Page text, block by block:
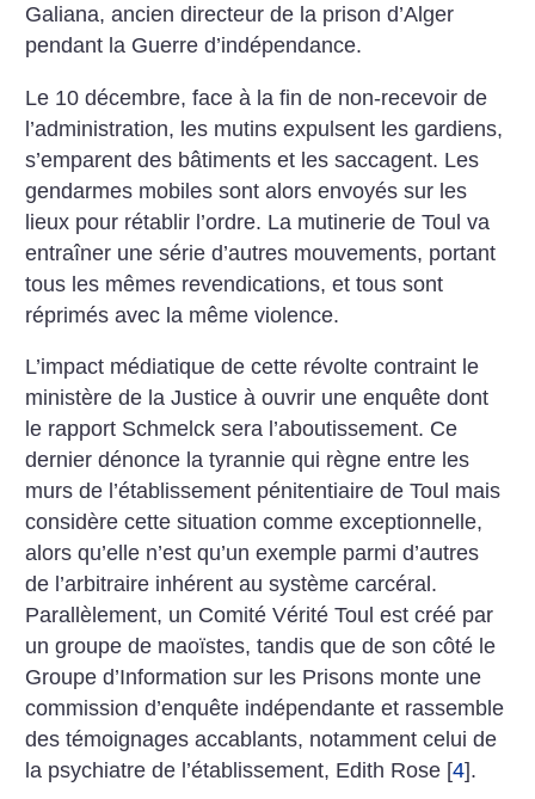
Galiana, ancien directeur de la prison d’Alger
pendant la Guerre d’indépendance.
Le 10 décembre, face à la fin de non-recevoir de
l’administration, les mutins expulsent les gardiens,
s’emparent des bâtiments et les saccagent. Les
gendarmes mobiles sont alors envoyés sur les
lieux pour rétablir l’ordre. La mutinerie de Toul va
entraîner une série d’autres mouvements, portant
tous les mêmes revendications, et tous sont
réprimés avec la même violence.
L’impact médiatique de cette révolte contraint le
ministère de la Justice à ouvrir une enquête dont
le rapport Schmelck sera l’aboutissement. Ce
dernier dénonce la tyrannie qui règne entre les
murs de l’établissement pénitentiaire de Toul mais
considère cette situation comme exceptionnelle,
alors qu’elle n’est qu’un exemple parmi d’autres
de l’arbitraire inhérent au système carcéral.
Parallèlement, un Comité Vérité Toul est créé par
un groupe de maoïstes, tandis que de son côté le
Groupe d’Information sur les Prisons monte une
commission d’enquête indépendante et rassemble
des témoignages accablants, notamment celui de
la psychiatre de l’établissement, Edith Rose [4].